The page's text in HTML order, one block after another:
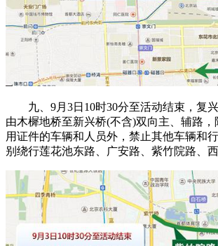
九、9月3日10时30分至活动结束，复
由木樨地桥至新兴桥(不含)双向主、辅路
用证件的车辆和人员外，禁止其他车辆和
别绕行莲花池东路、广安路、紫竹院路、西